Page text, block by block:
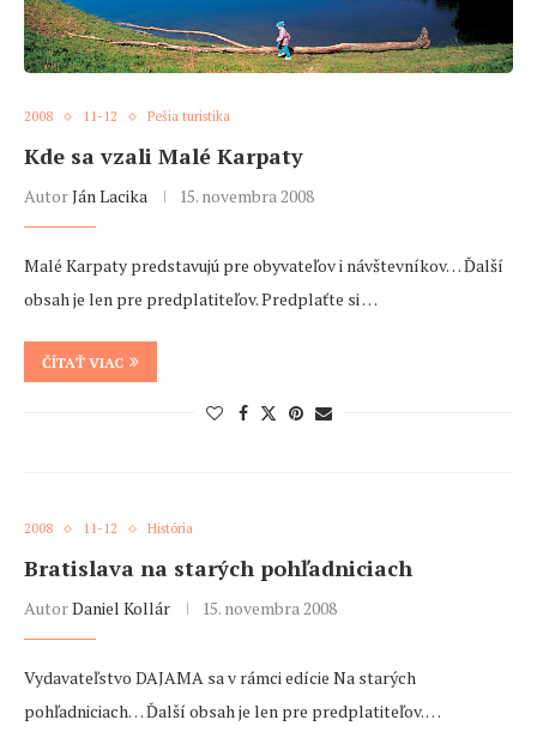
2008 11-12 Pešia turistika
Kde sa vzali Malé Karpaty
AutorJán Lacika 15. novembra 2008
Malé Karpaty predstavujú pre obyvateľov i návštevníkov… Ďalší
obsah je len pre predplatiteľov. Predplaťte si …
ČÍTAŤ VIAC
2008 11-12 História
Bratislava na starých pohľadniciach
AutorDaniel Kollár 15. novembra 2008
Vydavateľstvo DAJAMA sa v rámci edície Na starých
pohľadniciach… Ďalší obsah je len pre predplatiteľov. …